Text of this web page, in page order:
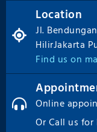
Location
Jl.
HilirJakarta
Find us on
Online
Or Call us